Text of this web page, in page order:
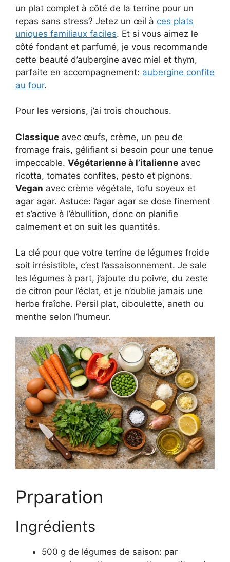
un plat complet à côté de la terrine pour un
repas sans stress? Jetez un œil à ces plats
uniques familiaux faciles. Et si vous aimez le
côté fondant et parfumé, je vous recommande
cette beauté d’aubergine avec miel et thym,
parfaite en accompagnement: aubergine confite
au four.
Pour les versions, j’ai trois chouchous.
Classique avec œufs, crème, un peu de
fromage frais, gélifiant si besoin pour une tenue
impeccable. Végétarienne à l’italienne avec
ricotta, tomates confites, pesto et pignons.
Vegan avec crème végétale, tofu soyeux et
agar agar. Astuce: l’agar agar se dose finement
et s’active à l’ébullition, donc on planifie
calmement et on suit les quantités.
La clé pour que votre terrine de légumes froide
soit irrésistible, c’est l’assaisonnement. Je sale
les légumes à part, j’ajoute du poivre, du zeste
de citron pour l’éclat, et je n’oublie jamais une
herbe fraîche. Persil plat, ciboulette, aneth ou
menthe selon l’humeur.
Prparation
Ingrédients
500 g de légumes de saison: par